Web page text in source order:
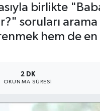
birlikte
soruları
hem de
2 DK
OKUNMA SÜRESI